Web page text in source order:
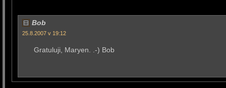
Bob
25.8.2007 v 19:12
Gratuluji, Maryen. .-) Bob